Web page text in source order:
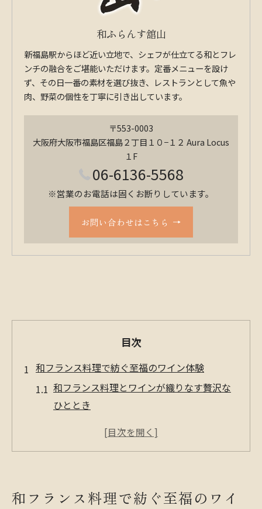
和ふらんす舘山
新福島駅からほど近い立地で、シェフが仕立てる和とフレ
ンチの融合をご堪能いただけます。定番メニューを設け
ず、その日一番の素材を選び抜き、レストランとして魚や
肉、野菜の個性を丁寧に引き出しています。
〒553-0003
大阪府大阪市福島区福島２丁目１０−１２ Aura Locus
１F
06-6136-5568
※営業のお電話は固くお断りしています。
お問い合わせはこちら
目次
和フランス料理で紡ぐ至福のワイン体験
和フランス料理とワインが織りなす贅沢な
ひととき
厳選ワインで楽しむ和フレンチの新体験提
ワインペアリングが生む和とフレンチの融
和フランス料理で紡ぐ至福のワイ